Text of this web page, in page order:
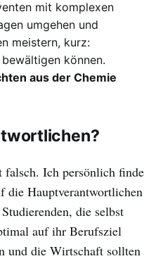
mit komplexen
umgehen und
meistern, kurz:
können.
aus der Chemie
Ich persönlich finde
die Hauptverantwortlichen
die selbst
auf ihr Berufsziel
und die Wirtschaft sollten